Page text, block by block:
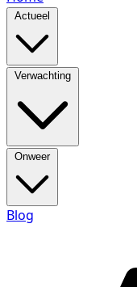
Actueel
Verwachting
Onweer
Blog